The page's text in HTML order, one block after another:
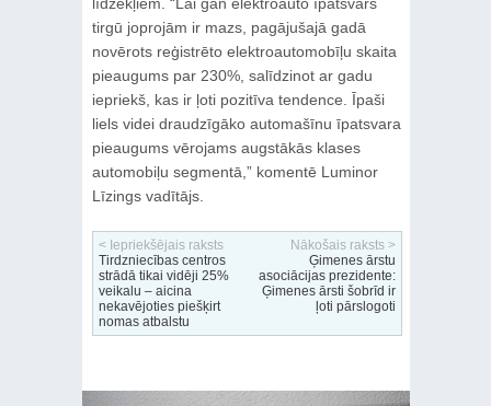
tirgū joprojām ir mazs, pagājušajā gadā
novērots reģistrēto elektroautomobīļu skaita
pieaugums par 230%, salīdzinot ar gadu
iepriekš, kas ir ļoti pozitīva tendence. Īpaši
liels videi draudzīgāko automašīnu īpatsvara
pieaugums vērojams augstākās klases
automobiļu segmentā,” komentē Luminor
Līzings vadītājs.
< Iepriekšējais raksts
Tirdzniecības centros
strādā tikai vidēji 25%
veikalu – aicina
nekavējoties piešķirt
nomas atbalstu
Nākošais raksts >
Ģimenes ārstu
asociācijas prezidente:
Ģimenes ārsti šobrīd ir
ļoti pārslogoti